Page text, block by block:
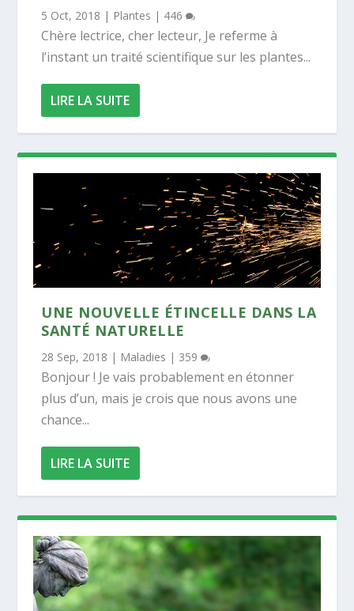
5 Oct, 2018 | Plantes | 446
Chère lectrice, cher lecteur, Je referme à
l’instant un traité scientifique sur les plantes...
LIRE LA SUITE
UNE NOUVELLE ÉTINCELLE DANS LA
SANTÉ NATURELLE
28 Sep, 2018 | Maladies | 359
Bonjour ! Je vais probablement en étonner
plus d’un, mais je crois que nous avons une
chance...
LIRE LA SUITE